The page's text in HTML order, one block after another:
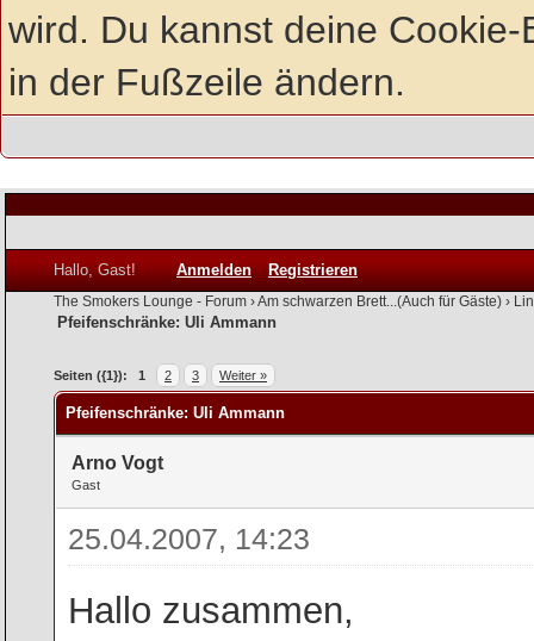
wird. Du kannst deine
in der Fußzeile ändern.
Hallo, Gast! Anmelden Registrieren
The Smokers Lounge - Forum ›Am schwarzen Brett...(Auch für Gäste) ›
Pfeifenschränke: Uli Ammann
Seiten ({1}): 1 2 3 Weiter »
Pfeifenschränke: Uli Ammann
Arno Vogt
Gast
25.04.2007, 14:23
Hallo zusammen,